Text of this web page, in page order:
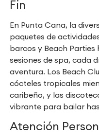
Fin
En Punta Cana, la
paquetes de
barcos y Beach
sesiones de spa, cada
aventura. Los Beach
cócteles tropicales
caribeño, y las
vibrante para bailar
Atención